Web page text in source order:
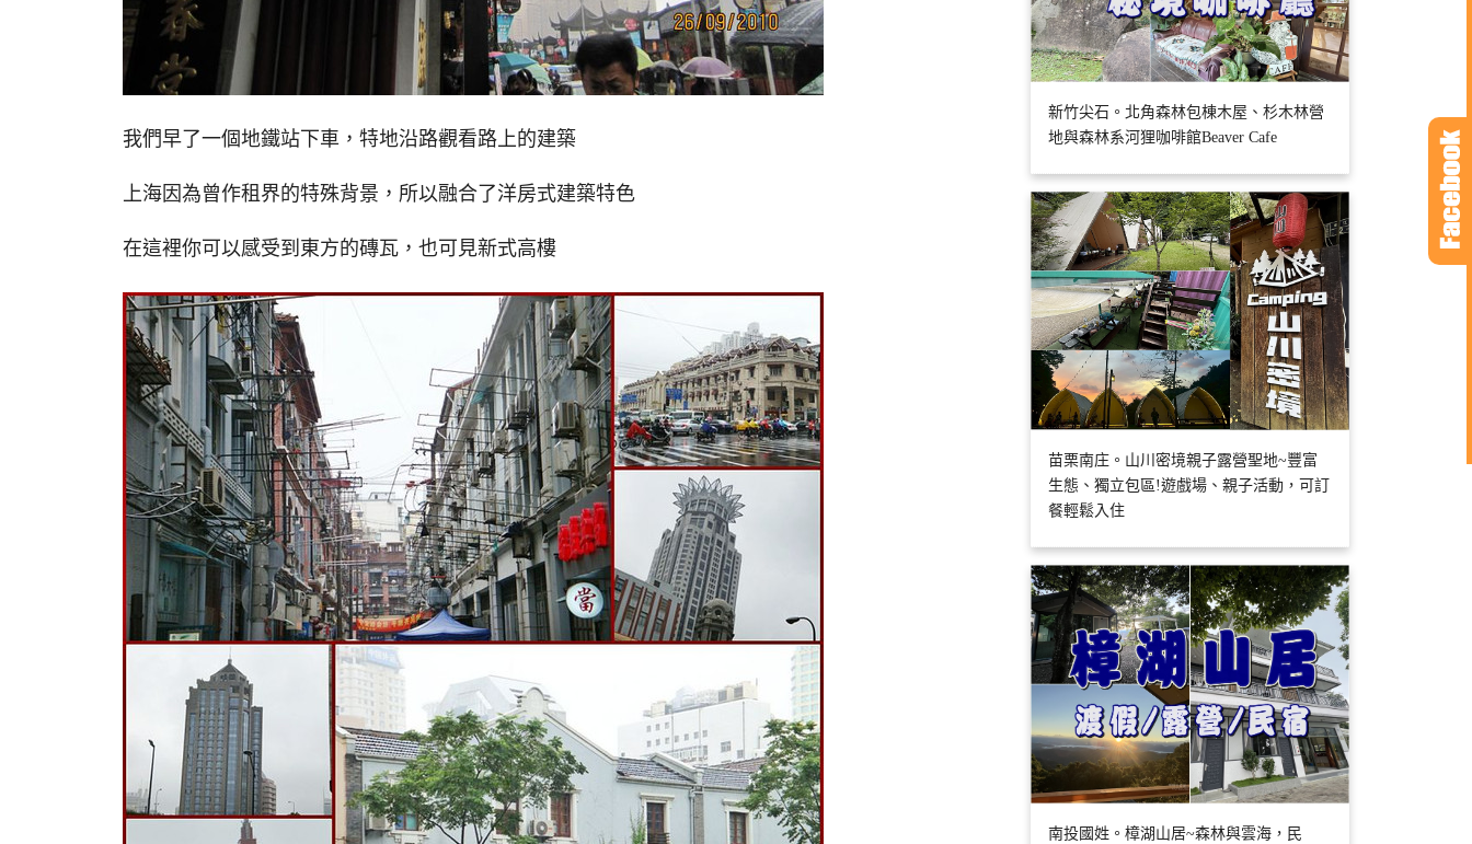
我們早了一個地鐵站下車，特地沿路觀看路上的建築
上海因為曾作租界的特殊背景，所以融合了洋房式建築特色
在這裡你可以感受到東方的磚瓦，也可見新式高樓
新竹尖石。北角森林包棟木屋、杉木林營
地與森林系河狸咖啡館Beaver Cafe
苗栗南庄。山川密境親子露營聖地~豐富
生態、獨立包區!遊戲場、親子活動，可訂
餐輕鬆入住
南投國姓。樟湖山居~森林與雲海，民